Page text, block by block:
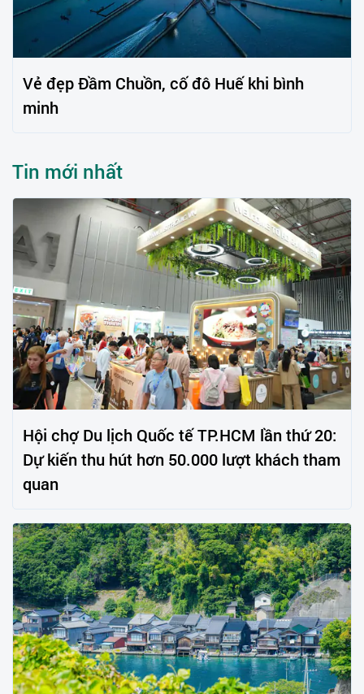
Vẻ đẹp Đầm Chuồn, cố đô Huế khi bình
minh
Tin mới nhất
Hội chợ Du lịch Quốc tế TP.HCM lần thứ 20:
Dự kiến thu hút hơn 50.000 lượt khách tham
quan